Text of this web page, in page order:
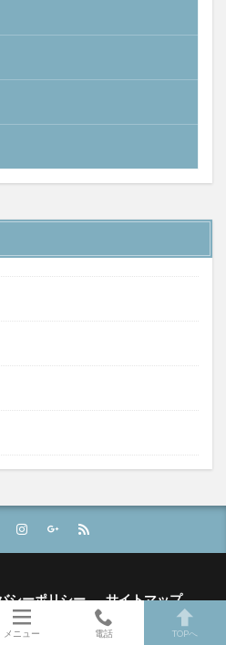
シーポリシー サイトマップ
2026JewelWish.
メニュー 電話 TOPへ